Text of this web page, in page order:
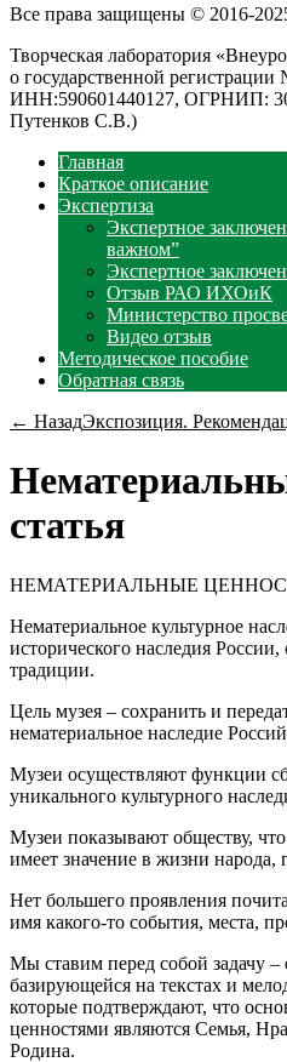
Все права защищены © 2016-
Творческая лаборатория
о государственной регистрации
ИНН:590601440127, ОГРНИП:
Путенков С.В.)
Главная
Краткое описание
Экспертиза
Экспертное
важном”
Экспертное
Отзыв РАО ИХОиК
Министерство
Видео отзыв
Методическое пособие
Обратная связь
← НазадЭкспозиция.
статья
НЕМАТЕРИАЛЬНЫЕ
Нематериальное культурное
исторического наследия
традиции.
Цель музея – сохранить и
нематериальное наследие
Музеи осуществляют функции
уникального культурного
Музеи показывают обществу,
имеет значение в жизни народа,
Нет большего проявления
имя какого-то события, места,
Мы ставим перед собой задачу
базирующейся на текстах и
которые подтверждают, что
ценностями являются Семья,
Родина.